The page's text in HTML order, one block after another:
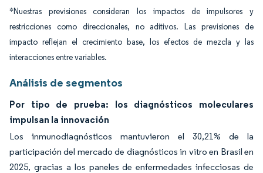
*Nuestras previsiones consideran los impactos de impulsores y
restricciones como direccionales, no aditivos. Las previsiones de
impacto reflejan el crecimiento base, los efectos de mezcla y las
interacciones entre variables.
Análisis de segmentos
Por tipo de prueba: los diagnósticos moleculares
impulsan la innovación
Los inmunodiagnósticos mantuvieron el 30,21% de la
participación del mercado de diagnósticos in vitro en Brasil en
2025, gracias a los paneles de enfermedades infecciosas de